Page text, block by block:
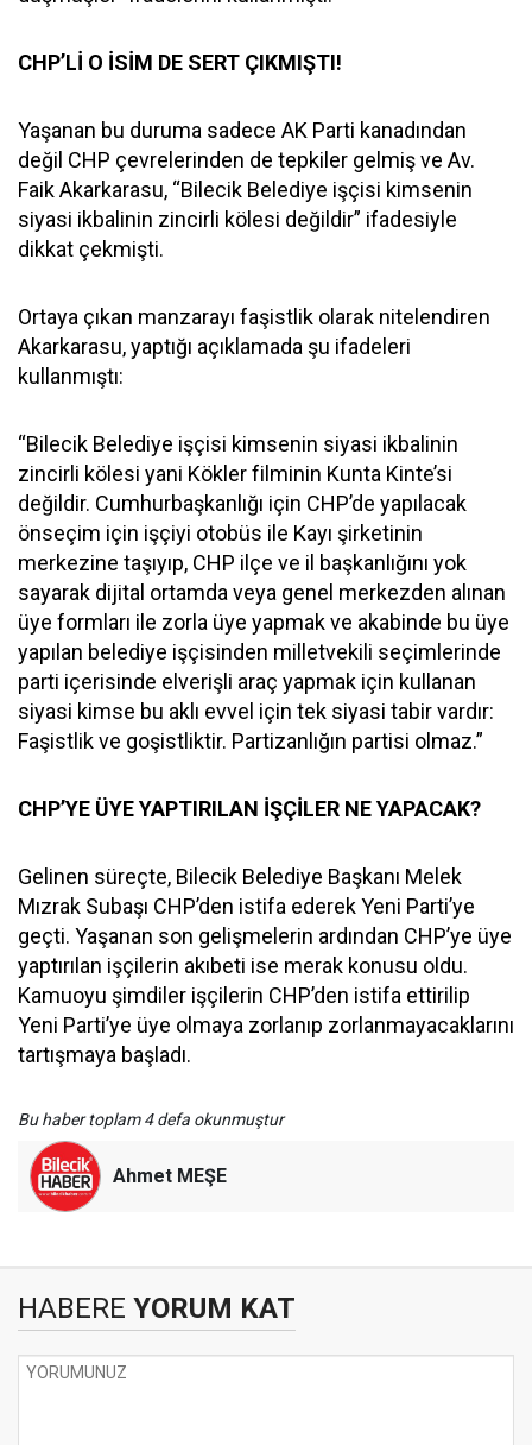
CHP’Lİ O İSİM DE SERT ÇIKMIŞTI!
Yaşanan bu duruma sadece AK Parti kanadından
değil CHP çevrelerinden de tepkiler gelmiş ve Av.
Faik Akarkarasu, “Bilecik Belediye işçisi kimsenin
siyasi ikbalinin zincirli kölesi değildir” ifadesiyle
dikkat çekmişti.
Ortaya çıkan manzarayı faşistlik olarak nitelendiren
Akarkarasu, yaptığı açıklamada şu ifadeleri
kullanmıştı:
“Bilecik Belediye işçisi kimsenin siyasi ikbalinin
zincirli kölesi yani Kökler filminin Kunta Kinte’si
değildir. Cumhurbaşkanlığı için CHP’de yapılacak
önseçim için işçiyi otobüs ile Kayı şirketinin
merkezine taşıyıp, CHP ilçe ve il başkanlığını yok
sayarak dijital ortamda veya genel merkezden alınan
üye formları ile zorla üye yapmak ve akabinde bu üye
yapılan belediye işçisinden milletvekili seçimlerinde
parti içerisinde elverişli araç yapmak için kullanan
siyasi kimse bu aklı evvel için tek siyasi tabir vardır:
Faşistlik ve goşistliktir. Partizanlığın partisi olmaz.”
CHP’YE ÜYE YAPTIRILAN İŞÇİLER NE YAPACAK?
Gelinen süreçte, Bilecik Belediye Başkanı Melek
Mızrak Subaşı CHP’den istifa ederek Yeni Parti’ye
geçti. Yaşanan son gelişmelerin ardından CHP’ye üye
yaptırılan işçilerin akıbeti ise merak konusu oldu.
Kamuoyu şimdiler işçilerin CHP’den istifa ettirilip
Yeni Parti’ye üye olmaya zorlanıp zorlanmayacaklarını
tartışmaya başladı.
Bu haber toplam 4 defa okunmuştur
Ahmet MEŞE
HABERE YORUM KAT